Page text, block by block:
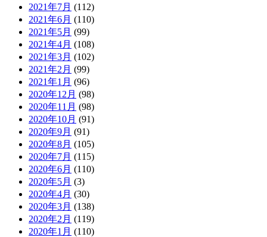
2021年7月 (112)
2021年6月 (110)
2021年5月 (99)
2021年4月 (108)
2021年3月 (102)
2021年2月 (99)
2021年1月 (96)
2020年12月 (98)
2020年11月 (98)
2020年10月 (91)
2020年9月 (91)
2020年8月 (105)
2020年7月 (115)
2020年6月 (110)
2020年5月 (3)
2020年4月 (30)
2020年3月 (138)
2020年2月 (119)
2020年1月 (110)